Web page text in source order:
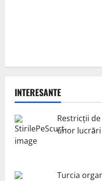
INTERESANTE
Restricții
unor
Turcia